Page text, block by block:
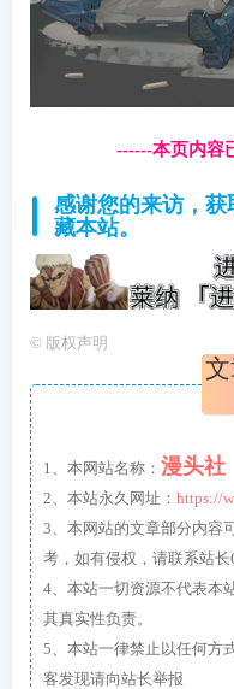
------本页内容
感谢您的来访，
藏本站。
© 版权声明
1、本网站名称： 漫头社
2、本站永久网址： https://
3、本网站的文章部分内容
考，如有侵权，请联系站长
4、本站一切资源不代表本
其真实性负责。
5、本站一律禁止以任何方
客发现请向站长举报